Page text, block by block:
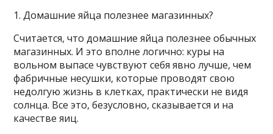
1. Домашние яйца полезнее магазинных?
Считается, что домашние яйца полезнее обычных
магазинных. И это вполне логично: куры на
вольном выпасе чувствуют себя явно лучше, чем
фабричные несушки, которые проводят свою
недолгую жизнь в клетках, практически не видя
солнца. Все это, безусловно, сказывается и на
качестве яиц.